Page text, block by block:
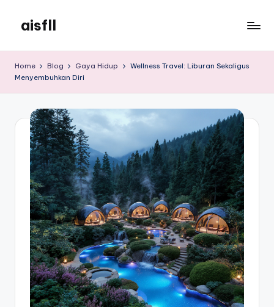
content
aisfll
Home Blog Gaya Hidup
Wellness Travel: Liburan Sekaligus
Menyembuhkan Diri